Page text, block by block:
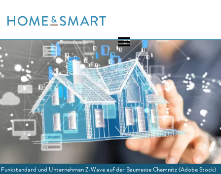
to
Funkstandard und Unternehmen Z-Wave auf der Baumesse Chemnitz(Adobe Stock)